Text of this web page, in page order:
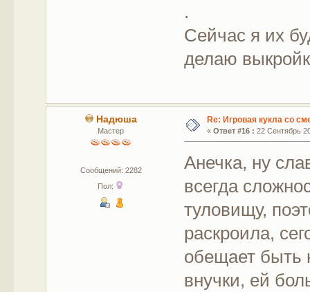
.
Сейчас я их
делаю
Надюша
Мастер
Сообщений: 2282
Пол:
Re: Игровая кукла со
« Ответ #16 : 22 Сентябрь
Анечка, ну
всегда
туловищу,
раскроила,
обещает быть
внучки, ей